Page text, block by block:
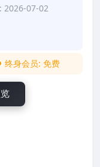
2026-07-02
终身会员: 免费